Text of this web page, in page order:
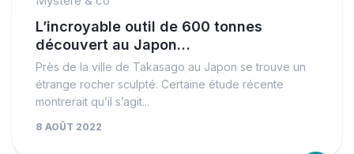
L’incroyable outil de 600 tonnes
découvert au Japon…
Près de la ville de Takasago au Japon se trouve un
étrange rocher sculpté. Certaine étude récente
montrerait qu’il s’agit...
8 AOÛT 2022